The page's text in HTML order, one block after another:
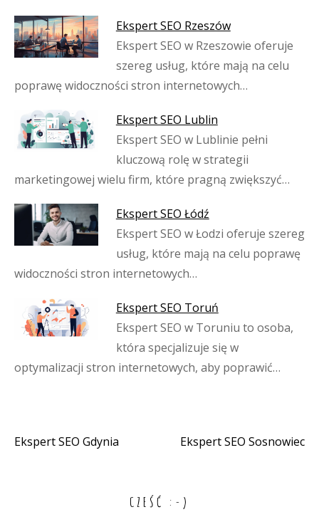
Ekspert SEO Rzeszów
Ekspert SEO w Rzeszowie oferuje
szereg usług, które mają na celu
poprawę widoczności stron internetowych…
Ekspert SEO Lublin
Ekspert SEO w Lublinie pełni
kluczową rolę w strategii
marketingowej wielu firm, które pragną zwiększyć…
Ekspert SEO Łódź
Ekspert SEO w Łodzi oferuje szereg
usług, które mają na celu poprawę
widoczności stron internetowych…
Ekspert SEO Toruń
Ekspert SEO w Toruniu to osoba,
która specjalizuje się w
optymalizacji stron internetowych, aby poprawić…
Nawigacja
Ekspert SEO Gdynia Ekspert SEO Sosnowiec
CZEŚĆ :-)